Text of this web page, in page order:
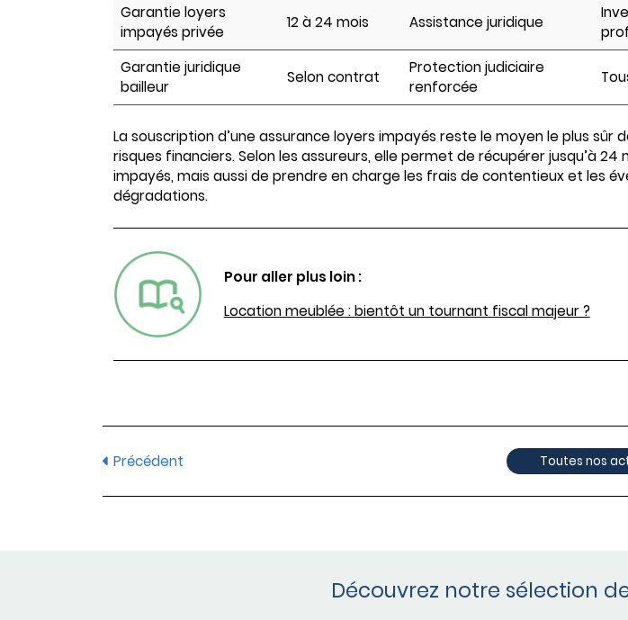
Garantie loyers
impayés privée
12 à 24 mois Assistance juridique
Garantie juridique
bailleur
Selon contrat
Protection judiciaire
renforcée
La souscription d’une assurance loyers impayés reste le moyen le plus sûr
risques financiers. Selon les assureurs, elle permet de récupérer jusqu’à 24
impayés, mais aussi de prendre en charge les frais de contentieux et les
dégradations.
Pour aller plus loin :
Location meublée : bientôt un tournant fiscal majeur ?
Précédent Toutes nos
Découvrez notre sélection